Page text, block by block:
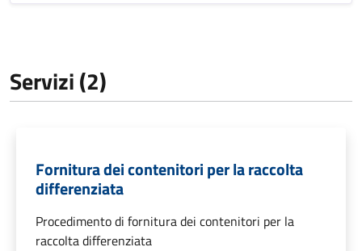
Servizi (2)
Fornitura dei contenitori per la raccolta
differenziata
Procedimento di fornitura dei contenitori per la
raccolta differenziata